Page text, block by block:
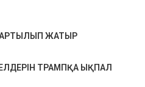
ЖАТЫР
ТРАМПҚА ЫҚПАЛ